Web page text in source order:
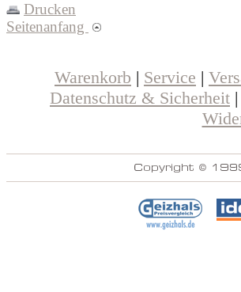
Drucken
Seitenanfang
Warenkorb | Service |
Datenschutz & Sicherheit